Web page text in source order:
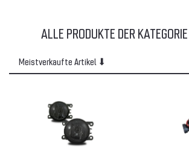
ALLE PRODUKTE DER